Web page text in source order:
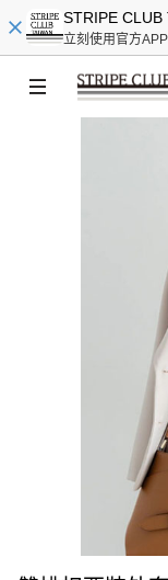
STRIPE CLUB
立刻使用官方APP